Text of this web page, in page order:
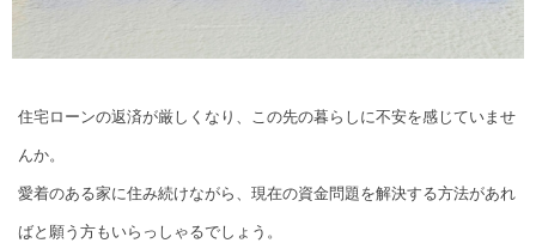
住宅ローンの返済が厳しくなり、この先の暮らしに不安を感じていませ
んか。
愛着のある家に住み続けながら、現在の資金問題を解決する方法があれ
ばと願う方もいらっしゃるでしょう。